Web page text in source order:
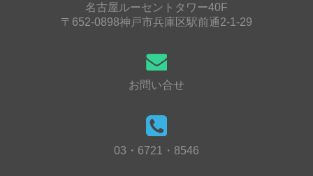
名古屋ルーセントタワー40F
〒652-0898神戸市兵庫区駅前通2-1-29
お問い合せ
03・6721・8546